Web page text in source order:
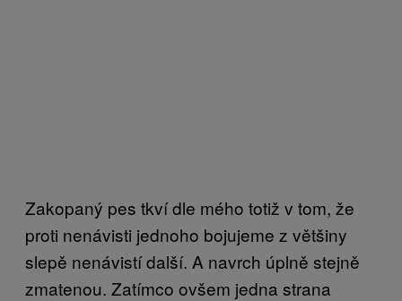
Zakopaný pes tkví dle mého totiž v tom, že
proti nenávisti jednoho bojujeme z většiny
slepě nenávistí další. A navrch úplně stejně
zmatenou. Zatímco ovšem jedna strana